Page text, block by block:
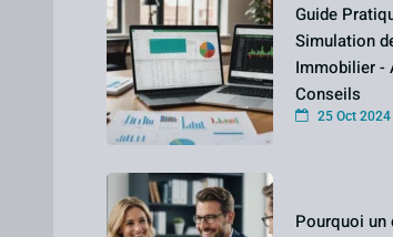
Guide
Simulation
Immobilier -
Conseils
25 Oct 2024
Pourquoi un